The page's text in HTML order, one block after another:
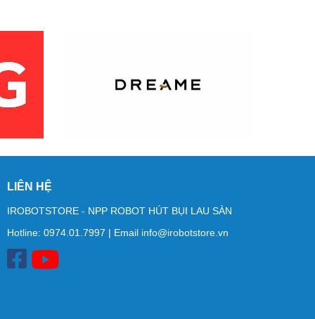
LIÊN HỆ
IROBOTSTORE - NPP ROBOT HÚT BỤI LAU SÀN
Hotline: 0974.01.7997 | Email info@irobotstore.vn